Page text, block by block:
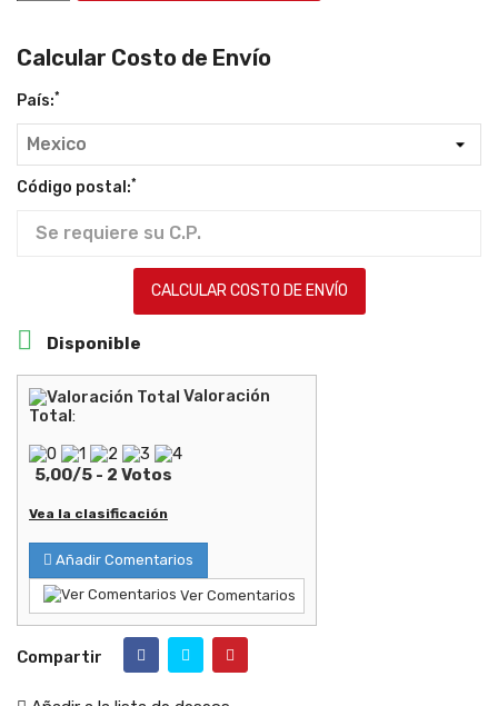
Calcular Costo de Envío
País:*
Código postal:*
CALCULAR COSTO DE ENVÍO
 Disponible
Valoración
Total:
5,00/5 - 2 Votos
Vea la clasificación
Añadir Comentarios
Ver Comentarios
Compartir